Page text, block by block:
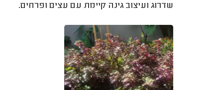
שדרוג ועיצוב גינה קיימת עם עצים ופרחים.